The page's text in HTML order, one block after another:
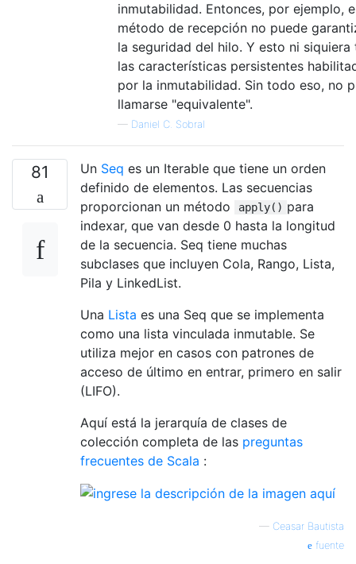
inmutabilidad. Entonces, por ejemplo,
método de recepción no puede
la seguridad del hilo. Y esto ni siquiera
las características persistentes
por la inmutabilidad. Sin todo eso, no
llamarse "equivalente".
— Daniel C. Sobral
81 Un Seq es un Iterable que tiene un orden
definido de elementos. Las secuencias
proporcionan un método
apply() para
indexar, que van desde 0 hasta la longitud
de la secuencia. Seq tiene muchas
subclases que incluyen Cola, Rango, Lista,
Pila y LinkedList.
Una Lista es una Seq que se implementa
como una lista vinculada inmutable. Se
utiliza mejor en casos con patrones de
acceso de último en entrar, primero en salir
(LIFO).
Aquí está la jerarquía de clases de
colección completa de las preguntas
frecuentes de Scala :
— Ceasar Bautista
fuente